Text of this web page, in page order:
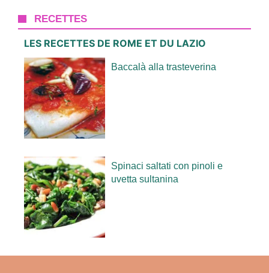
RECETTES
LES RECETTES DE ROME ET DU LAZIO
Baccalà alla trasteverina
Spinaci saltati con pinoli e
uvetta sultanina